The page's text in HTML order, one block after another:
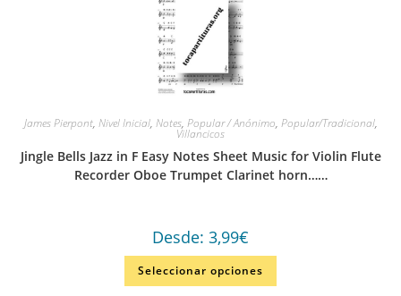
James Pierpont, Nivel Inicial, Notes, Popular / Anónimo, Popular/Tradicional,
Villancicos
Jingle Bells Jazz in F Easy Notes Sheet Music for Violin Flute
Recorder Oboe Trumpet Clarinet horn……
Desde: 3,99€
Seleccionar opciones